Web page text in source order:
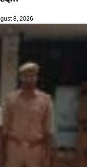
8, 2026